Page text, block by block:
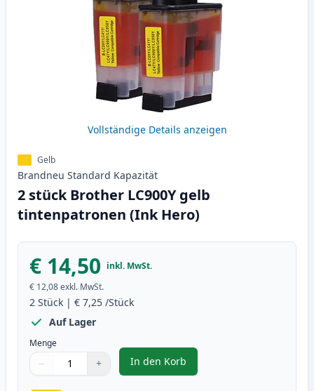
Vollständige Details anzeigen
Gelb
Brandneu Standard Kapazität
2 stück Brother LC900Y gelb
tintenpatronen (Ink Hero)
€ 14,50 inkl. MwSt.
€ 12,08exkl. MwSt.
2 Stück | € 7,25 /Stück
Auf Lager
Menge
Verwenden Sie die Tasten, um anzupassen
− +
1
In den Korb
, 2 stück Brother LC900Y gelb